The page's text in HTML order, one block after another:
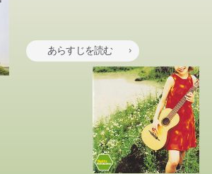
あらすじを読む